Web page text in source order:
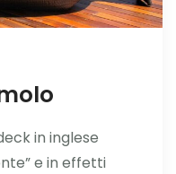
in inglese
e in effetti